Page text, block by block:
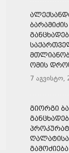
ᲝᲛᲘᲡ
7 აგვისტო,
ᲒᲘᲝᲠᲒᲘ
ᲦᲐᲚᲐᲢᲘᲡᲐ